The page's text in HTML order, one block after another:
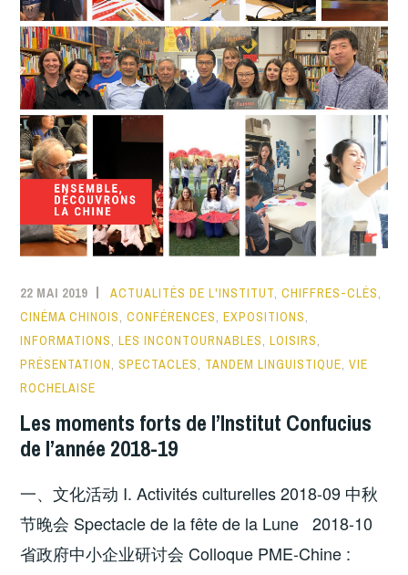
22 MAI 2019 ACTUALITÉS DE L'INSTITUT,CHIFFRES-CLÉS,
CINÉMA CHINOIS,CONFÉRENCES,EXPOSITIONS,
INFORMATIONS,LES INCONTOURNABLES,LOISIRS,
PRÉSENTATION,SPECTACLES, TANDEM LINGUISTIQUE,VIE
ROCHELAISE
Les moments forts de l’Institut Confucius
de l’année 2018-19
一、文化活动 I. Activités culturelles 2018-09 中秋
节晚会 Spectacle de la fête de la Lune 2018-10
省政府中小企业研讨会 Colloque PME-Chine :